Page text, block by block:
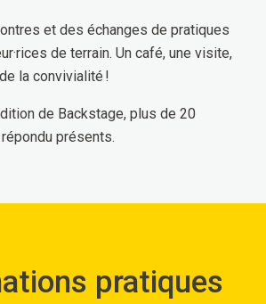
et des échanges de pratiques
de terrain. Un café, une visite,
la convivialité !
de Backstage, plus de 20
présents.
pratiques